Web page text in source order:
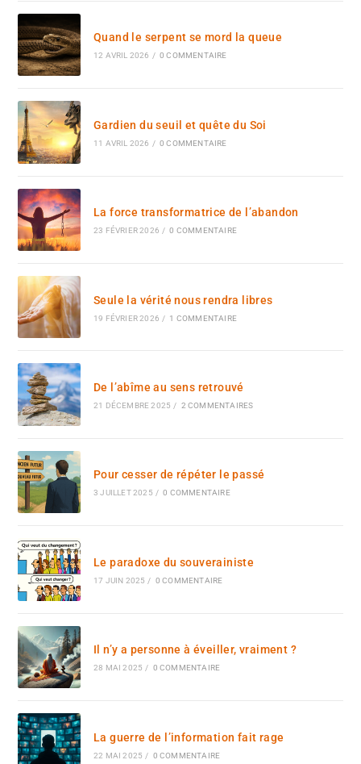
Quand le serpent se mord la queue
12 AVRIL 2026 / 0 COMMENTAIRE
Gardien du seuil et quête du Soi
11 AVRIL 2026 / 0 COMMENTAIRE
La force transformatrice de l’abandon
23 FÉVRIER 2026 / 0 COMMENTAIRE
Seule la vérité nous rendra libres
19 FÉVRIER 2026 / 1 COMMENTAIRE
De l’abîme au sens retrouvé
21 DÉCEMBRE 2025 / 2 COMMENTAIRES
Pour cesser de répéter le passé
3 JUILLET 2025 / 0 COMMENTAIRE
Le paradoxe du souverainiste
17 JUIN 2025 / 0 COMMENTAIRE
Il n’y a personne à éveiller, vraiment ?
28 MAI 2025 / 0 COMMENTAIRE
La guerre de l’information fait rage
22 MAI 2025 / 0 COMMENTAIRE